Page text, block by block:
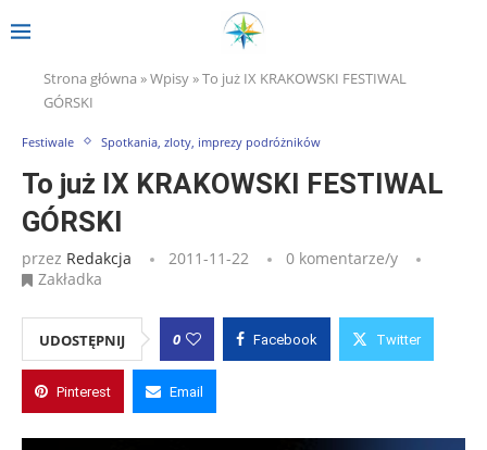
Strona główna »Wpisy»To już IX KRAKOWSKI FESTIWAL
GÓRSKI
Festiwale Spotkania, zloty, imprezy podróżników
To już IX KRAKOWSKI FESTIWAL
GÓRSKI
przez Redakcja 2011-11-22
0 komentarze/y
Zakładka
UDOSTĘPNIJ 0 Facebook Twitter
Pinterest Email